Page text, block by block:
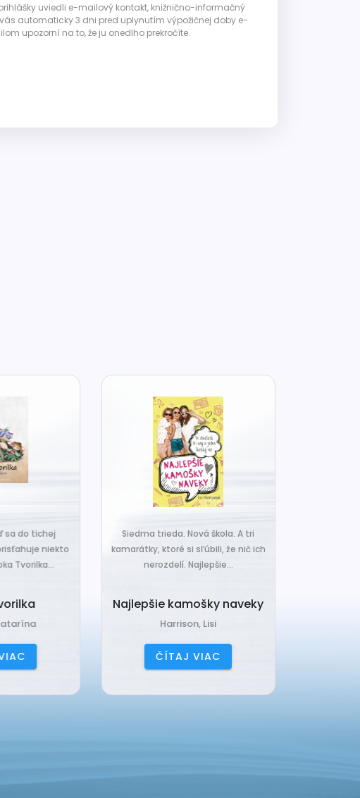
uviedli e-mailový kontakt, knižnično-informačný
vás automaticky 3 dni pred uplynutím výpožičnej doby e-
upozorní na to, že ju onedlho prekročíte.
do tichej
niekto
Tvorilka...
Siedma trieda. Nová škola. A tri
kamarátky, ktoré si sľúbili, že nič ich
nerozdelí. Najlepšie...
Najlepšie kamošky naveky
Harrison, Lisi
ČÍTAJ VIAC